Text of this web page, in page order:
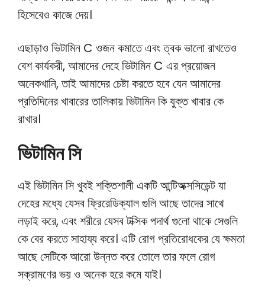
হিসেবেও কাজে দেয়।
এছাড়াও ভিটামিন C ওজন কমাতে এবং ত্বক ভালো রাখতেও
বেশ কার্যকরী, আমাদের দেহে ভিটামিন C এর প্রয়োজন
অনেকখানি, তাই আমাদের চেষ্টা করতে হবে যেন আমাদের
প্রতিদিনের খাবারের তালিকায় ভিটামিন কি যুক্ত খাবার কে
রাখার।
ভিটামিন সি
এই ভিটামিন সি খুবই শক্তিশালী একটি আন্টিঅক্সসিডেন্ট যা
দেহের মধ্যে যেসব ফ্রিরেডিক্যাল গুলি আছে তাদের সাথে
লড়াই করে, এবং শরীরে যেসব টক্সিক পদার্থ গুলো থাকে সেগুলি
কে বের করতে সাহায্য করে। এটি রোগ প্রতিরোধকের যে ক্ষমতা
আছে সেটিকে আরো উন্নত করে তোলে তার ফলে রোগ
সক্রামণের ভয় ও অনেক হরে কমে যাই।